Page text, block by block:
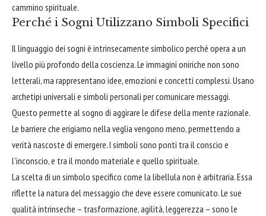
cammino spirituale.
Perché i Sogni Utilizzano Simboli Specifici
Il linguaggio dei sogni è intrinsecamente simbolico perché opera a un
livello più profondo della coscienza. Le immagini oniriche non sono
letterali, ma rappresentano idee, emozioni e concetti complessi. Usano
archetipi universali e simboli personali per comunicare messaggi.
Questo permette al sogno di aggirare le difese della mente razionale.
Le barriere che erigiamo nella veglia vengono meno, permettendo a
verità nascoste di emergere. I simboli sono ponti tra il conscio e
l'inconscio, e tra il mondo materiale e quello spirituale.
La scelta di un simbolo specifico come la libellula non è arbitraria. Essa
riflette la natura del messaggio che deve essere comunicato. Le sue
qualità intrinseche – trasformazione, agilità, leggerezza – sono le